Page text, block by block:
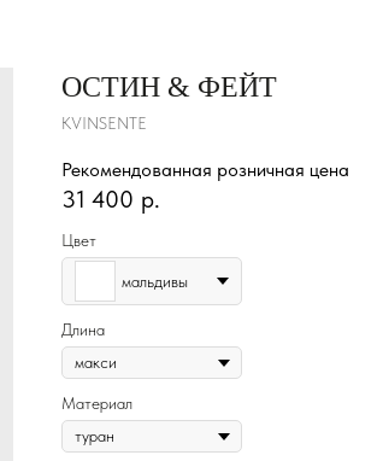
ОСТИН & ФЕЙТ
KVINSENTE
Рекомендованная розничная цена
31 400 р.
Цвет
мальдивы
Длина
Материал